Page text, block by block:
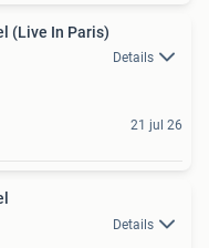
(Live In Paris)
Details
21 jul 26
Details